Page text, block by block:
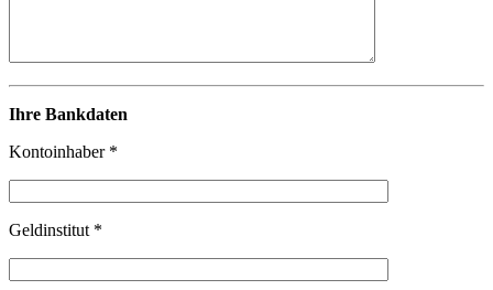
Ihre Bankdaten
Kontoinhaber *
Geldinstitut *